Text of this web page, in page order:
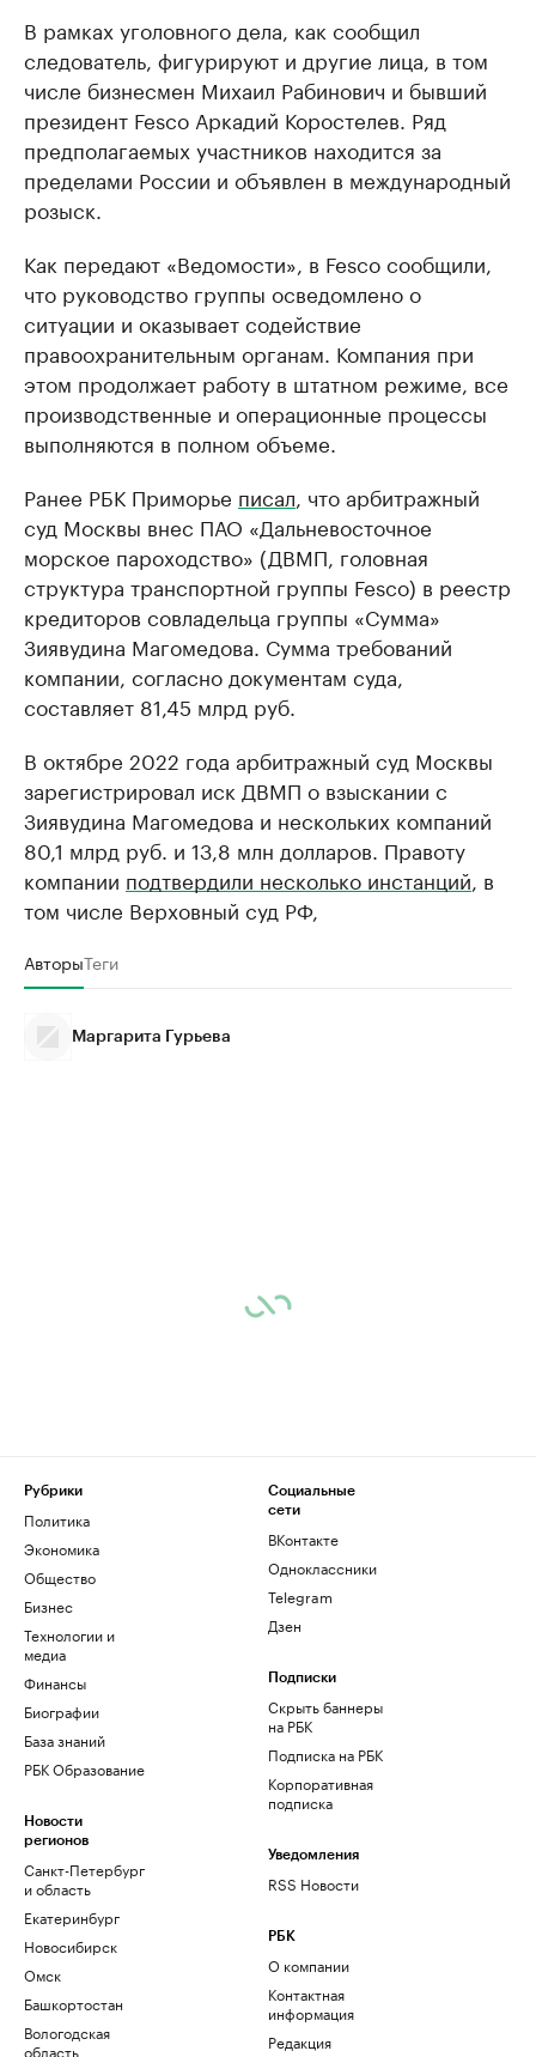
В рамках уголовного дела, как сообщил
следователь, фигурируют и другие лица, в том
числе бизнесмен Михаил Рабинович и бывший
президент Fesco Аркадий Коростелев. Ряд
предполагаемых участников находится за
пределами России и объявлен в международный
розыск.
Как передают «Ведомости», в Fesco сообщили,
что руководство группы осведомлено о
ситуации и оказывает содействие
правоохранительным органам. Компания при
этом продолжает работу в штатном режиме, все
производственные и операционные процессы
выполняются в полном объеме.
Ранее РБК Приморье писал , что арбитражный
суд Москвы внес ПАО «Дальневосточное
морское пароходство» (ДВМП, головная
структура транспортной группы Fesco) в реестр
кредиторов совладельца группы «Сумма»
Зиявудина Магомедова. Сумма требований
компании, согласно документам суда,
составляет 81,45 млрд руб.
В октябре 2022 года арбитражный суд Москвы
зарегистрировал иск ДВМП о взыскании с
Зиявудина Магомедова и нескольких компаний
80,1 млрд руб. и 13,8 млн долларов. Правоту
компании подтвердили несколько инстанций , в
том числе Верховный суд РФ,
АвторыТеги
Маргарита Гурьева
Рубрики
Политика
Экономика
Общество
Бизнес
Технологии и
медиа
Финансы
Биографии
База знаний
РБК Образование
Новости
регионов
Санкт-Петербург
и область
Екатеринбург
Новосибирск
Омск
Башкортостан
Вологодская
область
Социальные
сети
ВКонтакте
Одноклассники
Telegram
Дзен
Подписки
Скрыть баннеры
на РБК
Подписка на РБК
Корпоративная
подписка
Уведомления
RSS Новости
РБК
О компании
Контактная
информация
Редакция